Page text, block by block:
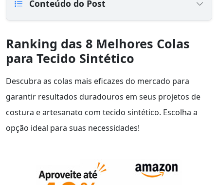
Conteúdo do Post
Ranking das 8 Melhores Colas
para Tecido Sintético
Descubra as colas mais eficazes do mercado para
garantir resultados duradouros em seus projetos de
costura e artesanato com tecido sintético. Escolha a
opção ideal para suas necessidades!